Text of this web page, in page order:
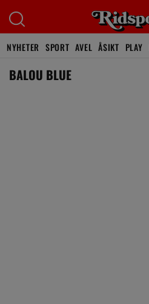
NYHETER SPORT AVEL ÅSIKT PLAY
BALOU BLUE